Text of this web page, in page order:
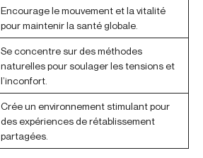
Encourage le mouvement et la vitalité
pour maintenir la santé globale.
Se concentre sur des méthodes
naturelles pour soulager les tensions et
l’inconfort.
Crée un environnement stimulant pour
des expériences de rétablissement
partagées.